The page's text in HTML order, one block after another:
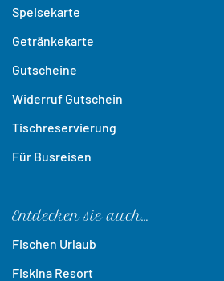
Speisekarte
Getränkekarte
Gutscheine
Widerruf Gutschein
Tischreservierung
Für Busreisen
Entdecken sie auch…
Fischen Urlaub
Fiskina Resort